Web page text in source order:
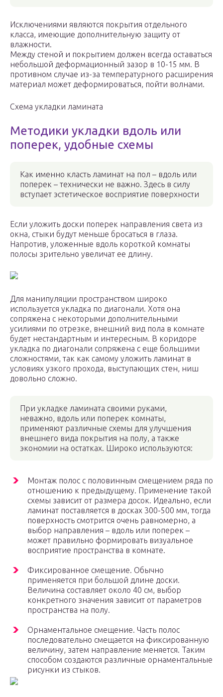
Исключениями являются покрытия отдельного
класса, имеющие дополнительную защиту от
влажности.
Между стеной и покрытием должен всегда оставаться
небольшой деформационный зазор в 10-15 мм. В
противном случае из-за температурного расширения
материал может деформироваться, пойти волнами.
Схема укладки ламината
Методики укладки вдоль или
поперек, удобные схемы
Как именно класть ламинат на пол – вдоль или
поперек – технически не важно. Здесь в силу
вступает эстетическое восприятие поверхности
Если уложить доски поперек направления света из
окна, стыки будут меньше бросаться в глаза.
Напротив, уложенные вдоль короткой комнаты
полосы зрительно увеличат ее длину.
Для манипуляции пространством широко
используется укладка по диагонали. Хотя она
сопряжена с некоторыми дополнительными
усилиями по отрезке, внешний вид пола в комнате
будет нестандартным и интересным. В коридоре
укладка по диагонали сопряжена с еще большими
сложностями, так как самому уложить ламинат в
условиях узкого прохода, выступающих стен, ниш
довольно сложно.
При укладке ламината своими руками,
неважно, вдоль или поперек комнаты,
применяют различные схемы для улучшения
внешнего вида покрытия на полу, а также
экономии на остатках. Широко используются:
Монтаж полос с половинным смещением ряда по
отношению к предыдущему. Применение такой
схемы зависит от размера досок. Идеально, если
ламинат поставляется в досках 300-500 мм, тогда
поверхность смотрится очень равномерно, а
выбор направления – вдоль или поперек –
может правильно формировать визуальное
восприятие пространства в комнате.
Фиксированное смещение. Обычно
применяется при большой длине доски.
Величина составляет около 40 см, выбор
конкретного значения зависит от параметров
пространства на полу.
Орнаментальное смещение. Часть полос
последовательно смещается на фиксированную
величину, затем направление меняется. Таким
способом создаются различные орнаментальные
рисунки из стыков.